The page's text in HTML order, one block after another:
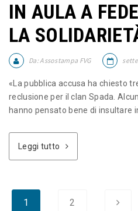
IN AULA A
LA
Da:Assostampa FVG
«La pubblica accusa ha chiesto
reclusione per il clan Spada.
hanno pensato bene di insultare
Leggi tutto
1 2